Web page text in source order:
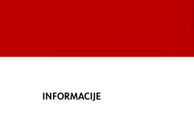
INFORMACIJE